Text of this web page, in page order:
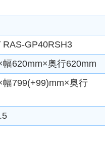
GP40RSH3
620mm×奥行620mm
799(+99)mm×奥行